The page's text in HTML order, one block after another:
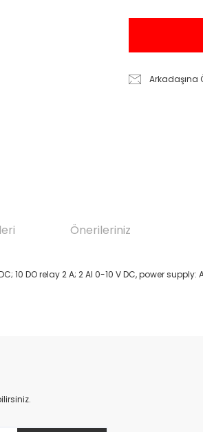
Arkadaşına
Önerileriniz
10 DO relay 2 A; 2 AI 0-10 V DC, power